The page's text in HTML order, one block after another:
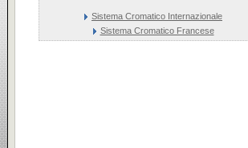
Sistema Cromatico Internazionale
Sistema Cromatico Francese